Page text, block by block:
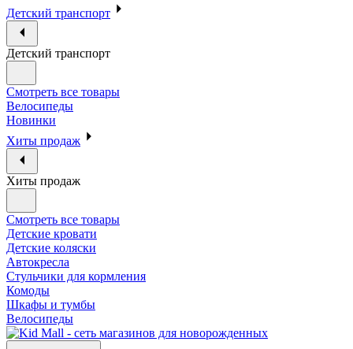
Детский транспорт
Детский транспорт
Смотреть все товары
Велосипеды
Новинки
Хиты продаж
Хиты продаж
Смотреть все товары
Детские кровати
Детские коляски
Автокресла
Стульчики для кормления
Комоды
Шкафы и тумбы
Велосипеды